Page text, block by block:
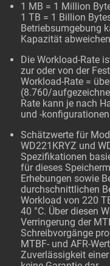
1 MB = 1 Million
1 TB = 1 Billion
Betriebsumgebung
Kapazität
Die Workload-Rate
zur oder von der
Workload-Rate =
(8.760/
Rate kann je nach
und -
Schätzwerte für
WD221KRYZ und
Spezifikationen
für dieses
Erhebungen sowie
durchschnittlichen
Workload von 220
40 °C. Über diesen
Verringerung der
Schreibvorgänge
MTBF- und AFR-
Zuverlässigkeit